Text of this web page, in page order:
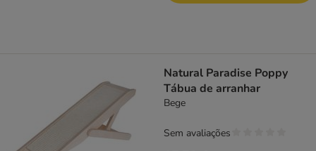
Natural Paradise Poppy
Tábua de arranhar
Bege
Sem avaliações